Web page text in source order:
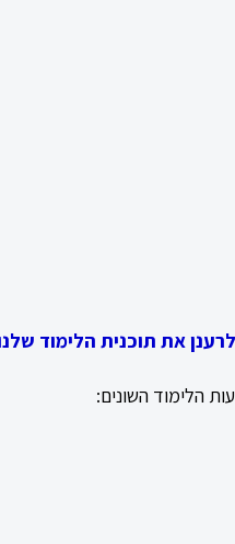
את תוכנית הלימוד
הלימוד השונים: